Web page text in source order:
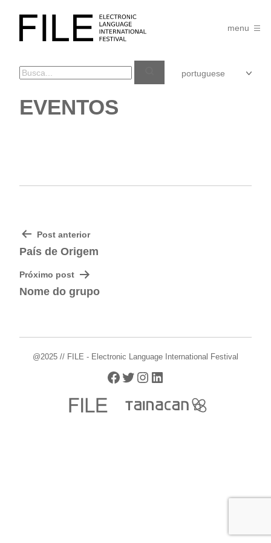
FILE
FESTIVAL
menu
EVENTOS
NAVEGAÇÃO
POST
Post anterior
País de Origem
Próximo post
Nome do grupo
@2025 // FILE - Electronic Language International Festival
Facebook
Twitter
Instagram
LinkedIn